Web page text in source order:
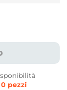
0 pezzi